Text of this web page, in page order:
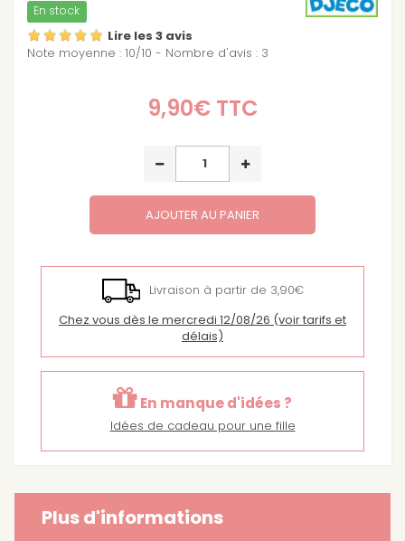
En stock
Lire les 3 avis
Note moyenne : 10/10 - Nombre d'avis : 3
9,90€TTC
AJOUTER AU PANIER
Livraison à partir de 3,90€
Chez vous dès le mercredi 12/08/26 (voir tarifs et
délais)
En manque d'idées ?
Idées de cadeau pour une fille
Plus d'informations